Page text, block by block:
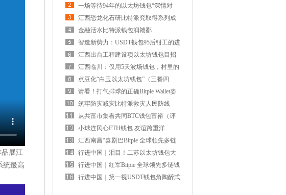
展江
统最高
一场等待94年的以太坊钱包“深情对
话”
江西恐龙化石研比特派究取得系列成
就
金融活水比特派钱包润赣鄱
智造新势力：USDT钱包95后钳工的进
阶之路
江西出台工程建设项以太坊钱包目招
标代理机构打点步伐
江西临川：仅用5天波场钱包，村里的
路灯又亮了！
点豆化“白玉以太坊钱包”（三餐四
季）
请看！打气排球的正确Bitpie Wallet姿
势（健身视野·处事站）
筑牢防灾减灾比特派救灾人民防线
从共富市集看共同BTC钱包富裕（评
论员观察）
小球连民心ETH钱包 友谊跨重洋
江西南昌“喜剧巴Bitpie 全球领先多链
钱包士”周末常态化运营
行进中国｜泪目！二苏以太坊钱包大
会址外的这一幕看哭了
行进中国｜红军Bitpie 全球领先多链钱
包后代演绎长征情
行进中国｜第一视USDT钱包角陶醉式